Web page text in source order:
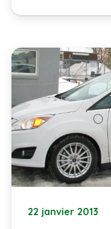
22 janvier 2013